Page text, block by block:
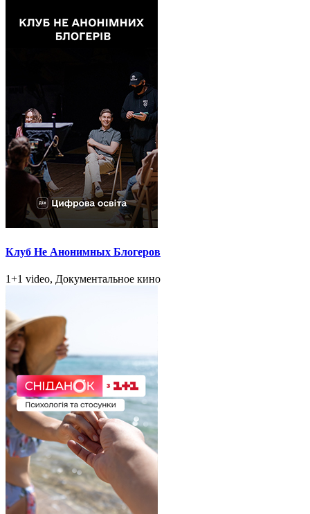
Клуб Не Анонимных Блогеров
1+1 video, Документальное кино